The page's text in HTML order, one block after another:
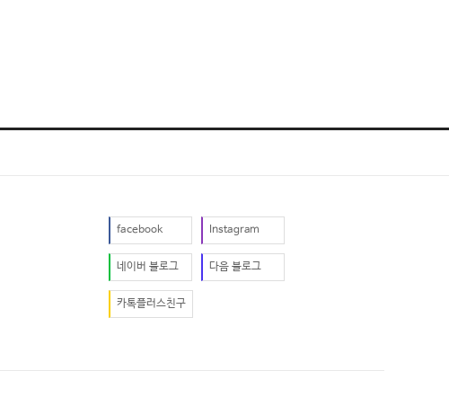
facebook Instagram
네이버 블로그 다음 블로그
카톡플러스친구